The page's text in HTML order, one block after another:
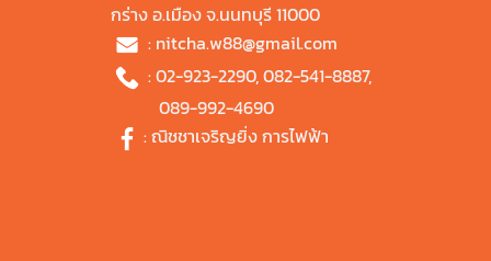
กร่าง อ.เมือง จ.นนทบุรี 11000
: nitcha.w88@gmail.com
:02-923-2290,082-541-8887,
089-992-4690
:ณิชชาเจริญยิ่ง การไฟฟ้า